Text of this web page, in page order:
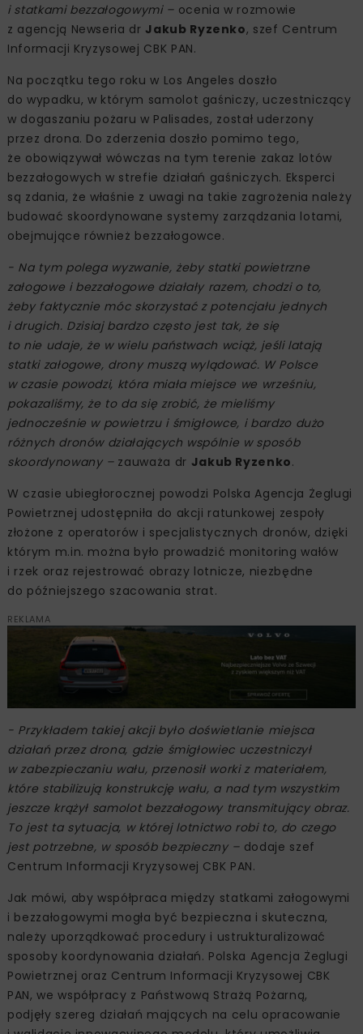
i statkami bezzałogowymi –ocenia w rozmowie
z agencją Newseria dr Jakub Ryzenko, szef Centrum
Informacji Kryzysowej CBK PAN.
Na początku tego roku w Los Angeles doszło
do wypadku, w którym samolot gaśniczy, uczestniczący
w dogaszaniu pożaru w Palisades, został uderzony
przez drona. Do zderzenia doszło pomimo tego,
że obowiązywał wówczas na tym terenie zakaz lotów
bezzałogowych w strefie działań gaśniczych. Eksperci
są zdania, że właśnie z uwagi na takie zagrożenia należy
budować skoordynowane systemy zarządzania lotami,
obejmujące również bezzałogowce.
- Na tym polega wyzwanie, żeby statki powietrzne
załogowe i bezzałogowe działały razem, chodzi o to,
żeby faktycznie móc skorzystać z potencjału jednych
i drugich. Dzisiaj bardzo często jest tak, że się
to nie udaje, że w wielu państwach wciąż, jeśli latają
statki załogowe, drony muszą wylądować. W Polsce
w czasie powodzi, która miała miejsce we wrześniu,
pokazaliśmy, że to da się zrobić, że mieliśmy
jednocześnie w powietrzu i śmigłowce, i bardzo dużo
różnych dronów działających wspólnie w sposób
skoordynowany –zauważa dr Jakub Ryzenko.
W czasie ubiegłorocznej powodzi Polska Agencja Żeglugi
Powietrznej udostępniła do akcji ratunkowej zespoły
złożone z operatorów i specjalistycznych dronów, dzięki
którym m.in. można było prowadzić monitoring wałów
i rzek oraz rejestrować obrazy lotnicze, niezbędne
do późniejszego szacowania strat.
REKLAMA
- Przykładem takiej akcji było doświetlanie miejsca
działań przez drona, gdzie śmigłowiec uczestniczył
w zabezpieczaniu wału, przenosił worki z materiałem,
które stabilizują konstrukcję wału, a nad tym wszystkim
jeszcze krążył samolot bezzałogowy transmitujący obraz.
To jest ta sytuacja, w której lotnictwo robi to, do czego
jest potrzebne, w sposób bezpieczny – dodaje szef
Centrum Informacji Kryzysowej CBK PAN.
Jak mówi, aby współpraca między statkami załogowymi
i bezzałogowymi mogła być bezpieczna i skuteczna,
należy uporządkować procedury i ustrukturalizować
sposoby koordynowania działań. Polska Agencja Żeglugi
Powietrznej oraz Centrum Informacji Kryzysowej CBK
PAN, we współpracy z Państwową Strażą Pożarną,
podjęły szereg działań mających na celu opracowanie